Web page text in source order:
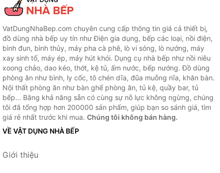
VatDungNhaBep.com chuyên cung cấp thông tin giá cả thiết bị,
đồ dùng nhà bếp uy tín như Điện gia dụng, bếp các loại, nồi điện,
bình đun, bình thủy, máy pha cà phê, lò vi sóng, lò nướng, máy
xay sinh tố, máy ép, máy hút khói. Dụng cụ nhà bếp như nồi niêu
xoong chảo, dao kéo, thớt, kệ tủ, ấm nước, bếp nướng. Đồ dùng
phòng ăn như bình, ly cốc, tô chén dĩa, đũa muỗng nĩa, khăn bàn.
Nội thất phòng ăn như bàn ghế phòng ăn, tủ kệ, quầy bar, tủ
bếp... Bằng khả năng sẵn có cùng sự nỗ lực không ngừng, chúng
tôi đã tổng hợp hơn 200000 sản phẩm, giúp bạn so sánh giá, tìm
giá rẻ nhất trước khi mua. Chúng tôi không bán hàng.
VỀ VẬT DỤNG NHÀ BẾP
Giới thiệu